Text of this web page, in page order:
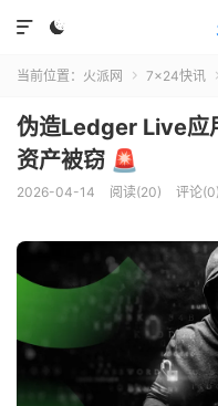


当前位置： 火派网  7×24快讯
伪造Ledger Live应
资产被窃 🚨
2026-04-14 阅读(20) 评论(0)